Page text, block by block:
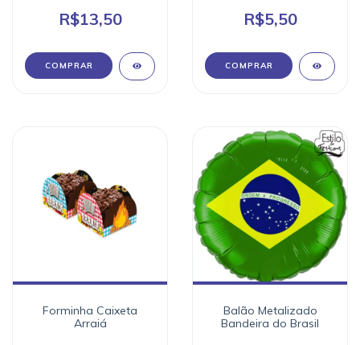
R$13,50
COMPRAR
R$5,50
COMPRAR
Forminha Caixeta
Arraiá
Balão Metalizado
Bandeira do Brasil